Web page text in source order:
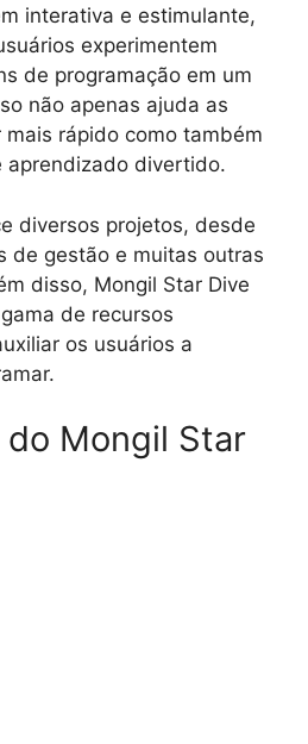
interativa e estimulante,
experimentem
de programação em um
não apenas ajuda as
rápido como também
aprendizado divertido.
diversos projetos, desde
de gestão e muitas outras
disso, Mongil Star Dive
de recursos
os usuários a
Mongil Star